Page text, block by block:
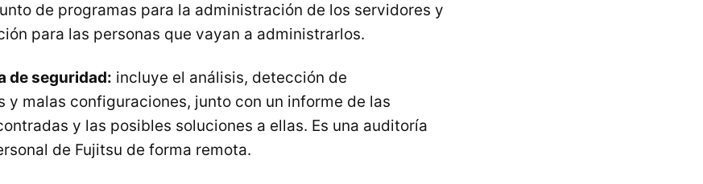
de programas para la administración de los servidores y
para las personas que vayan a administrarlos.
de seguridad: incluye el análisis, detección de
y malas configuraciones, junto con un informe de las
y las posibles soluciones a ellas. Es una auditoría
de Fujitsu de forma remota.